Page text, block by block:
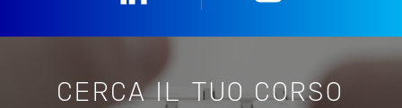
CERCA IL TUO CORSO